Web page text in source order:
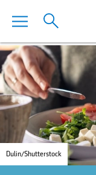
Dulin/Shutterstock